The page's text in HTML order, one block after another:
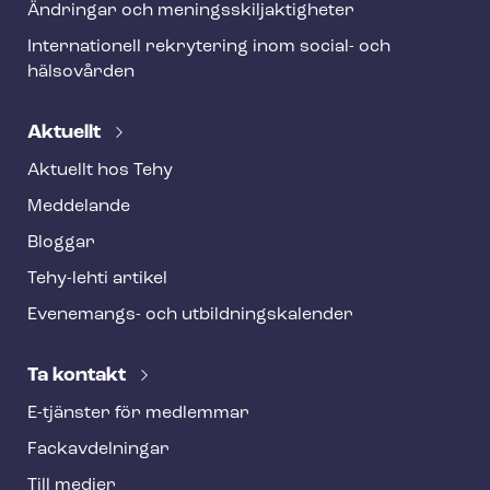
Ändringar och me­nings­skilj­ak­tig­he­ter
Internationell rekrytering inom social- och
hälsovården
Aktuellt
Aktuellt hos Tehy
Meddelande
Bloggar
Tehy-lehti artikel
Evenemangs- och ut­bild­nings­ka­len­der
Ta kontakt
E-tjänster för medlemmar
Fackav­del­ning­ar
Till medier